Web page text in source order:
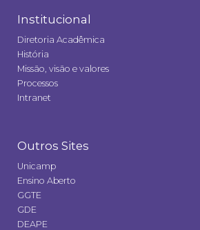
Institucional
Diretoria Acadêmica
História
Missão, visão e valores
Processos
Intranet
Outros Sites
Unicamp
Ensino Aberto
GGTE
GDE
DEAPE